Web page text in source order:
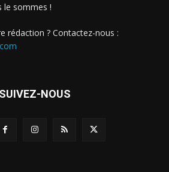
le sommes !
rédaction ? Contactez-nous :
SUIVEZ-NOUS